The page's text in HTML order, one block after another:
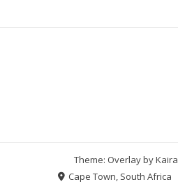
Theme: Overlay byKaira
Cape Town, South Africa